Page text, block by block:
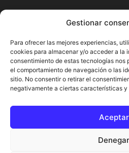
Gestionar
Para ofrecer las mejores experiencias,
cookies para almacenar y/o acceder a la
consentimiento de estas tecnologías nos
el comportamiento de navegación o las
sitio. No consentir o retirar el
negativamente a ciertas características
Aceptar
Denegar
Diario Alhaurín
Francisco E. López López |
Alhaurín de la Torre,
Contáctanos: